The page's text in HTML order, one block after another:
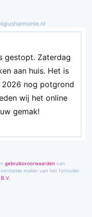
gaan
gestopt. Zaterdag
aan huis. Het is
2026 nog potgrond
wij het online
gemak!
gebruiks­voorwaarden van
maker van het formulier.